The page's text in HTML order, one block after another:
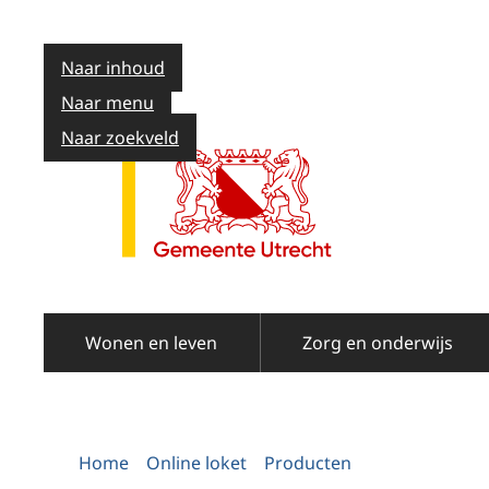
Naar inhoud
Naar menu
Naar zoekveld
Wonen en leven Zorg en onderwijs
Home Online loket Producten